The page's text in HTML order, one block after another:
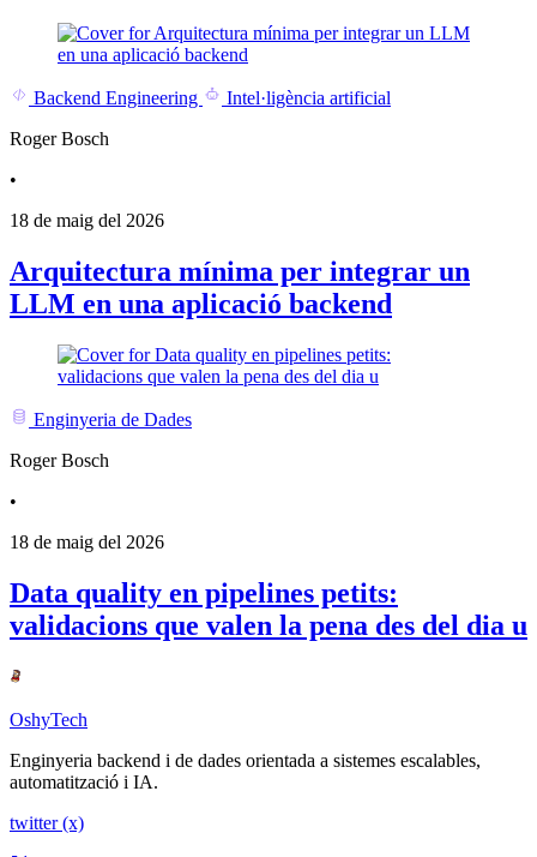
Backend Engineering
Intel·ligència artificial
Roger Bosch
•
18 de maig del 2026
Arquitectura mínima per integrar un
LLM en una aplicació backend
Enginyeria de Dades
Roger Bosch
•
18 de maig del 2026
Data quality en pipelines petits:
validacions que valen la pena des del dia u
OshyTech
Enginyeria backend i de dades orientada a sistemes escalables,
automatització i IA.
twitter (x)